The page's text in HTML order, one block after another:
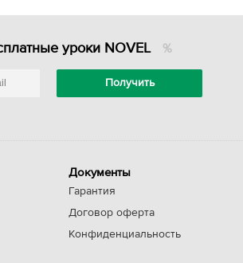
уроки NOVEL
Документы
Гарантия
Договор оферта
Конфиденциальность